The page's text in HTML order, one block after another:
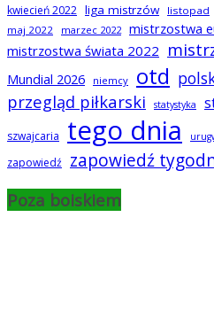
kwiecień 2022 liga mistrzów listopad
maj 2022
marzec 2022 mistrzostwa
mistrzostwa świata 2022
Mundial 2026 niemcy otd
przegląd piłkarski statystyka
szwajcaria tego dnia
zapowiedź zapowiedź
Poza boiskiem